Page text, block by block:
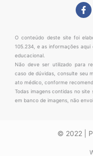
f
O conteúdo deste site foi
105.234, e as informações
educacional.
Não deve ser utilizado para
caso de dúvidas, consulte seu
ato médico, conforme
Todas imagens contidas no
em banco de imagens, não
© 2022 |